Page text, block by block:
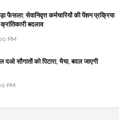
फैसला: सेवानिवृत्त कर्मचारियों की पेंशन प्रक्रिया
बदलाव
PM
दओ सौगातों को पिटारा, भैया, बदल जाएगी
PM